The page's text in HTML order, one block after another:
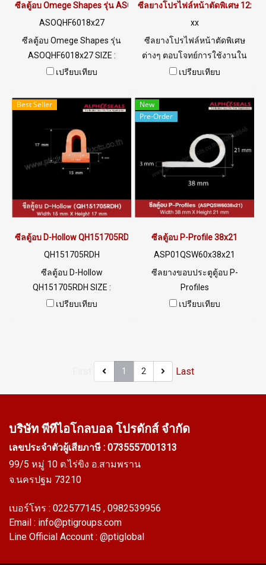
ซีลตู้อบ Omege Shapes รุ่น ASOQHF6018x27
ASOQHF6018x27
ซีลตู้อบ Omege Shapes รุ่น
ASOQHF6018x27 SIZE :
18x27mm ซีลยางตู้อบซิลิโคน
ยืดหยุ่นสูง คืนตัวได้ดี ไม่เสียรูป
ทรง ทนความร้อนสูงสุด 315 C
ทนเชื้อราและแทคทีเรีย Tel:
0926568846 LINE@
@ptiglobal
เปรียบเทียบ
ซีลยางโปรไฟล์หน้าตัดพิเศษ 12x8
xx
ซีลยางโปรไฟล์หน้าตัดพิเศษ
ต่างๆ ตอบโจทย์การใช้งานใน
หลากหลายอุตสาหกรรม อาทิ
ขอบประตู , ซีลยางโปรไฟล์
สำหรับแยกสายไฟ , ซีลยาง
โปรไฟล์กันลื่น Anti-Slip , ซีล
ยางโปร์ไฟล์ขอบหน้าต่าง , ซีล
ยางโปรไฟล์ขอบตู้แช่แข็ง , ซีล
ยางโปรไฟล์สำหรับรองแผงโซ
ล่าเซลล์ เป็นต้น หน้าตัดหรือ
Cross Section แต่ละแบบ
เหมาะกับการใช้งานที่แตกต่าง
กัน Tel: 0926568846 LINE@
เปรียบเทียบ
Best Seller
ซีลตู้อบ D-Hollow QH151705RDH
QH151705RDH
ซีลตู้อบ D-Hollow
QH151705RDH SIZE :
W15XH17mm ทนความร้อน
8846LINE @ptiglobal
เปรียบเทียบ
New
Pre-Order
ซีลตู้อบ P-Profile 38x21
ASP01QSW60x38x21
ซีลยางขอบประตูตู้อบ P-
Profiles
รุ่น ASP01QSW60x38x21 SIZE
09 2656 8846 LINE@ :
@ptiglobal
เปรียบเทียบ
1 2 Last
บริษัท พีทีไอโกลบอล โปรดักส์ จำกัด
เลขประจำตัวผู้เสียภาษี : 0735557001313
99/5 หมู่ 10 ต.ไร่ขิง อ.สามพราน
จ.นครปฐม 73210
เบอร์โทร : 022577145 , 0982539956
Email : info@ptigroups.com
Line Official Account : @ptiglobal